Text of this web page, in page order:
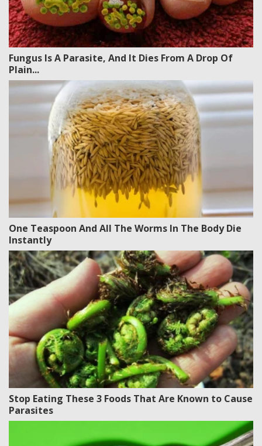
Fungus Is A Parasite, And It Dies From A Drop Of
Plain...
One Teaspoon And All The Worms In The Body Die
Instantly
Stop Eating These 3 Foods That Are Known to Cause
Parasites